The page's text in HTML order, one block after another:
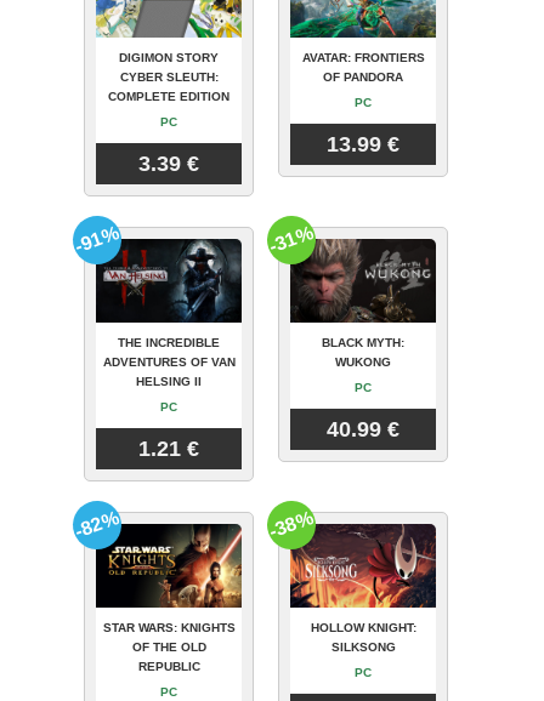
DIGIMON STORY
CYBER SLEUTH:
COMPLETE EDITION
PC
3.39 €
AVATAR: FRONTIERS
OF PANDORA
PC
13.99 €
THE INCREDIBLE
ADVENTURES OF VAN
HELSING II
PC
1.21 €
-91%
BLACK MYTH:
WUKONG
PC
40.99 €
-31%
STAR WARS: KNIGHTS
OF THE OLD
REPUBLIC
PC
-82%
HOLLOW KNIGHT:
SILKSONG
PC
-38%